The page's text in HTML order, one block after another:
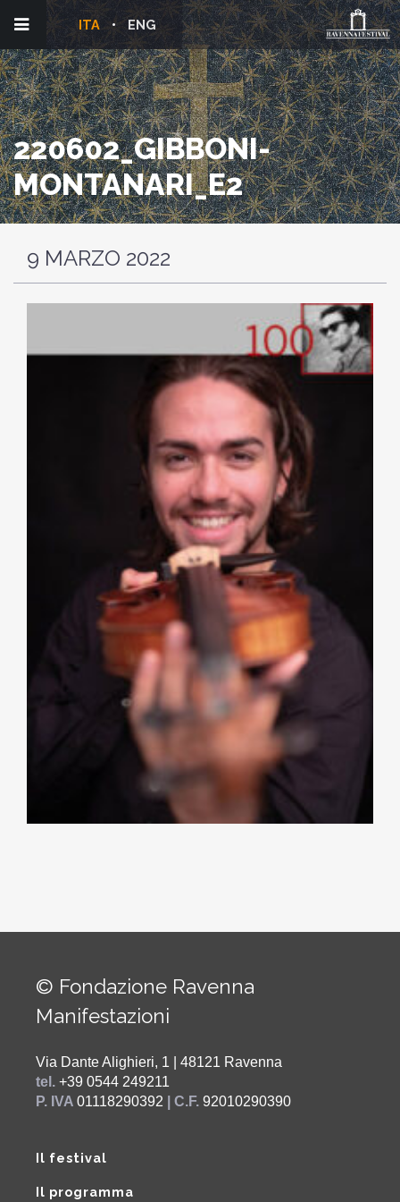
ENG
ITA
220602_GIBBONI-
MONTANARI_E2
9 MARZO 2022
© Fondazione Ravenna
Manifestazioni
Via Dante Alighieri, 1 | 48121 Ravenna
tel. +39 0544 249211
P. IVA 01118290392 | C.F. 92010290390
Il festival
Il programma